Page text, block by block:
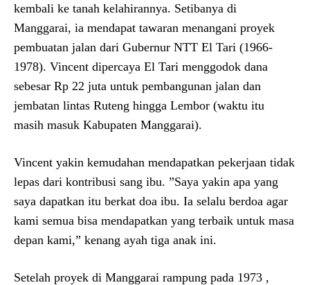
kembali ke tanah kelahirannya. Setibanya di
Manggarai, ia mendapat tawaran menangani proyek
pembuatan jalan dari Gubernur NTT El Tari (1966-
1978). Vincent dipercaya El Tari menggodok dana
sebesar Rp 22 juta untuk pembangunan jalan dan
jembatan lintas Ruteng hingga Lembor (waktu itu
masih masuk Kabupaten Manggarai).
Vincent yakin kemudahan mendapatkan pekerjaan tidak
lepas dari kontribusi sang ibu. ”Saya yakin apa yang
saya dapatkan itu berkat doa ibu. Ia selalu berdoa agar
kami semua bisa mendapatkan yang terbaik untuk masa
depan kami,” kenang ayah tiga anak ini.
Setelah proyek di Manggarai rampung pada 1973 ,